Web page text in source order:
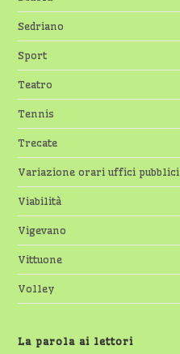
Sedriano
Sport
Teatro
Tennis
Trecate
Variazione orari uffici pubblici
Viabilità
Vigevano
Vittuone
Volley
La parola ai lettori